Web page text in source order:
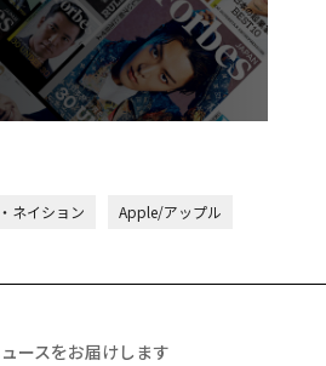
ネイション Apple/アップル
ースをお届けします